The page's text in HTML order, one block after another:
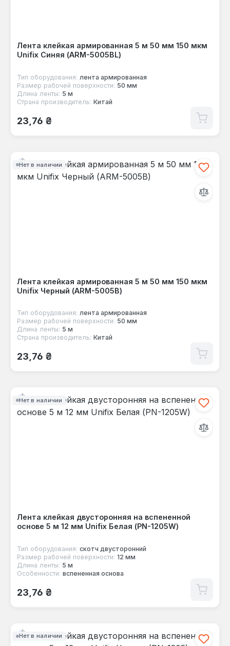
Лента клейкая армированная 5 м 50 мм 150 мкм
Unifix Синяя (ARM-5005BL)
Тип оборудования: лента армированная
Размер рабочей поверхности: 50 мм
Длина ленты: 5 м
Страна производитель: Китай
Обычная цена:
23,76 ₴
Нет в наличии
Лента клейкая армированная 5 м 50 мм 150 мкм
Unifix Черный (ARM-5005B)
Тип оборудования: лента армированная
Размер рабочей поверхности: 50 мм
Длина ленты: 5 м
Страна производитель: Китай
Обычная цена:
23,76 ₴
Нет в наличии
Лента клейкая двусторонняя на вспененной
основе 5 м 12 мм Unifix Белая (PN-1205W)
Тип оборудования: скотч двусторонний
Размер рабочей поверхности: 12 мм
Длина ленты: 5 м
Особенности: вспененная основа
Обычная цена:
23,76 ₴
Нет в наличии